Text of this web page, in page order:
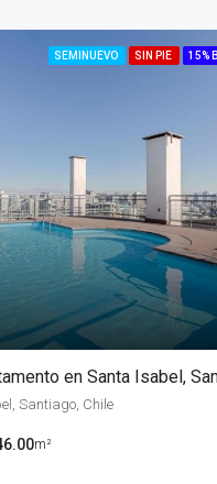
SEMINUEVO SIN PIE 15%
en Santa Isabel,
Santiago, Chile
m²